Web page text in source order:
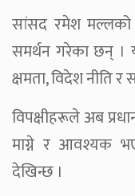
सांसद रमेश मल्लको
समर्थन गरेका छन् ।
क्षमता, विदेश नीति
विपक्षीहरूले अब
माग्ने र आवश्यक भए
देखिन्छ ।